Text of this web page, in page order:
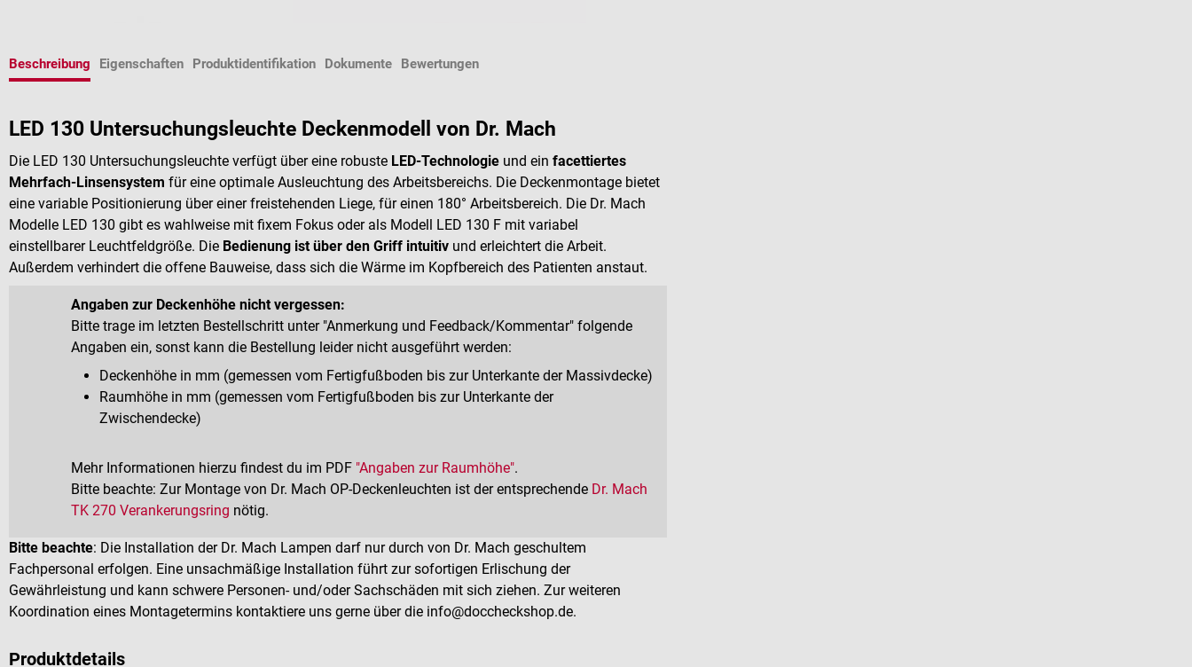
Beschreibung Eigenschaften Produktidentifikation Dokumente Bewertungen
LED 130 Untersuchungsleuchte Deckenmodell von Dr. Mach
Die LED 130 Untersuchungsleuchte verfügt über eine robuste LED-Technologie und ein facettiertes
Mehrfach-Linsensystem für eine optimale Ausleuchtung des Arbeitsbereichs. Die Deckenmontage bietet
eine variable Positionierung über einer freistehenden Liege, für einen 180° Arbeitsbereich. Die Dr. Mach
Modelle LED 130 gibt es wahlweise mit fixem Fokus oder als Modell LED 130 F mit variabel
einstellbarer Leuchtfeldgröße. Die Bedienung ist über den Griff intuitiv und erleichtert die Arbeit.
Außerdem verhindert die offene Bauweise, dass sich die Wärme im Kopfbereich des Patienten anstaut.
Angaben zur Deckenhöhe nicht vergessen:
Bitte trage im letzten Bestellschritt unter "Anmerkung und Feedback/Kommentar" folgende
Angaben ein, sonst kann die Bestellung leider nicht ausgeführt werden:
Deckenhöhe in mm (gemessen vom Fertigfußboden bis zur Unterkante der Massivdecke)
Raumhöhe in mm (gemessen vom Fertigfußboden bis zur Unterkante der
Zwischendecke)
Mehr Informationen hierzu findest du im PDF "Angaben zur Raumhöhe".
Bitte beachte: Zur Montage von Dr. Mach OP-Deckenleuchten ist der entsprechende Dr. Mach
TK 270 Verankerungsring nötig.
Bitte beachte: Die Installation der Dr. Mach Lampen darf nur durch von Dr. Mach geschultem
Fachpersonal erfolgen. Eine unsachmäßige Installation führt zur sofortigen Erlischung der
Gewährleistung und kann schwere Personen- und/oder Sachschäden mit sich ziehen. Zur weiteren
Koordination eines Montagetermins kontaktiere uns gerne über die info@doccheckshop.de.
Produktdetails